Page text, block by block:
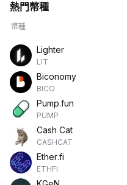
熱門幣種
幣種
Lighter
LIT
Biconomy
BICO
Pump.fun
PUMP
Cash Cat
CASHCAT
Ether.fi
ETHFI